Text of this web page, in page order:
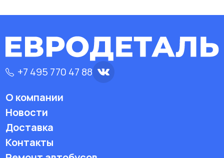
+7 495 770 47 88
О компании
Новости
Доставка
Контакты